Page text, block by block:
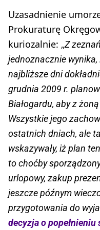
Uzasadnienie
Prokuraturę
kuriozalnie: „Z
jednoznacznie
najbliższe dni
grudnia 2009 r.
Białogardu, aby z
Wszystkie jego
ostatnich dniach, ale
wskazywały, iż plan
to choćby
urlopowy, zakup
jeszcze późnym
przygotowania do
decyzja o